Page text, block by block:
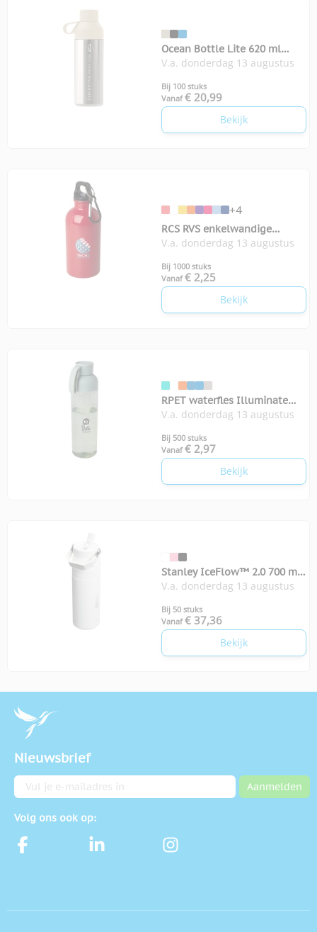
Ocean Bottle Lite 620 ml
waterfles
V.a. donderdag 13 augustus
Bij 100 stuks
Vanaf € 20,99
Bekijk
+4
RCS RVS enkelwandige
waterfles Oregon 400 ml
V.a. donderdag 13 augustus
Bij 1000 stuks
Vanaf € 2,25
Bekijk
RPET waterfles Illuminate
600 ml
V.a. donderdag 13 augustus
Bij 500 stuks
Vanaf € 2,97
Bekijk
Stanley IceFlow™ 2.0 700 ml
waterfles
V.a. donderdag 13 augustus
Bij 50 stuks
Vanaf € 37,36
Bekijk
Nieuwsbrief
E-mailadres Aanmelden
Volg ons ook op: